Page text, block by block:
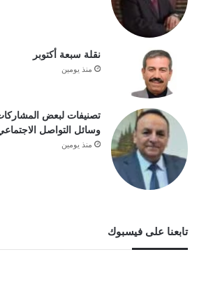
نقلة سبعة أكتوبر
منذ يومين
تصنيفات لبعض
وسائل التواصل
منذ يومين
تابعنا على فيسبوك